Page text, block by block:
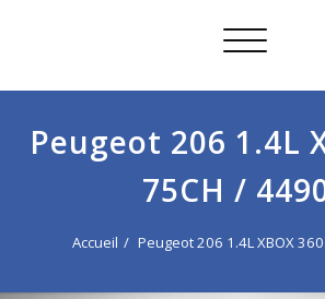
Afficher/
Peugeot 206 1.4L
75CH /
Accueil Peugeot 206 1.4L XBOX